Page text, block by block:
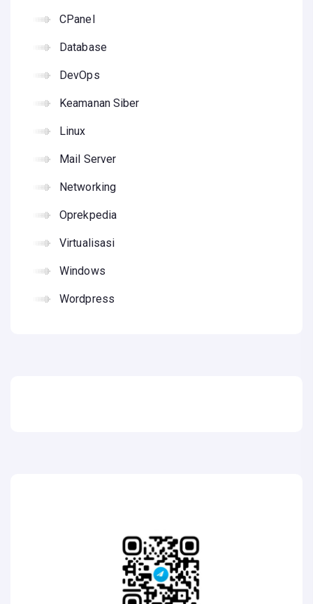
CPanel
Database
DevOps
Keamanan Siber
Linux
Mail Server
Networking
Oprekpedia
Virtualisasi
Windows
Wordpress